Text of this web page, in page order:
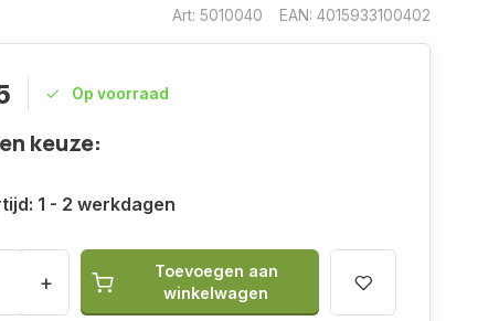
Art: 5010040 EAN: 4015933100402
Op voorraad
keuze:
1 - 2 werkdagen
+
Toevoegen aan
winkelwagen